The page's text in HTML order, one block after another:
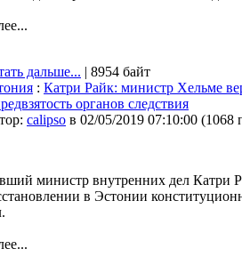
дальше... | 8954 байт
: Катри Райк: министр Хельме
органов следствия
calipso в 02/05/2019 07:10:00 (1068
министр внутренних дел Катри
в Эстонии